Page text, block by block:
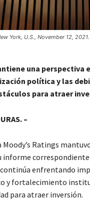
York, U.S., November 12,
una perspectiva
política y las
para atraer
–
Ratings
informe
enfrentando
y fortalecimiento
para atraer inversión.